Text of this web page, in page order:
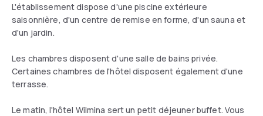
L'établissement dispose d'une piscine extérieure
saisonnière, d'un centre de remise en forme, d'un sauna et
d'un jardin.
Les chambres disposent d'une salle de bains privée.
Certaines chambres de l'hôtel disposent également d'une
terrasse.
Le matin, l'hôtel Wilmina sert un petit déjeuner buffet. Vous